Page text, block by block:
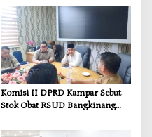
Infrastruktur yang Menyentuh
Kebutuhan Dasar
Komisi II DPRD Kampar Sebut
Stok Obat RSUD Bangkinang